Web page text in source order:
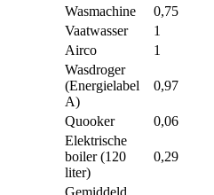
Wasmachine
0,75
Vaatwasser
1
Airco
1
Wasdroger
(Energielabel
A)
0,97
Quooker 0,06
Elektrische
boiler (120
liter)
0,29
Gemiddeld